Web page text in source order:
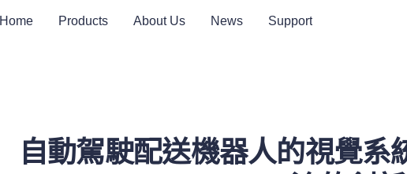
Home Products About Us News Support
自動駕駛配送機器人的視覺系